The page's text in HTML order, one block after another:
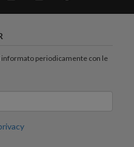
periodicamente con le